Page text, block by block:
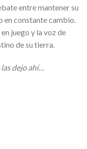
entre mantener su
en constante cambio.
juego y la voz de
de su tierra.
las dejo ahí…